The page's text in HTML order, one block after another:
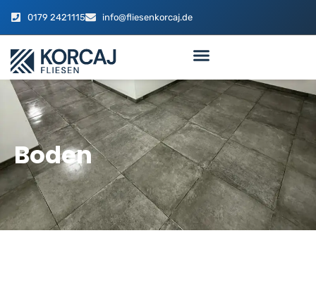
0179 2421115 info@fliesenkorcaj.de
Boden